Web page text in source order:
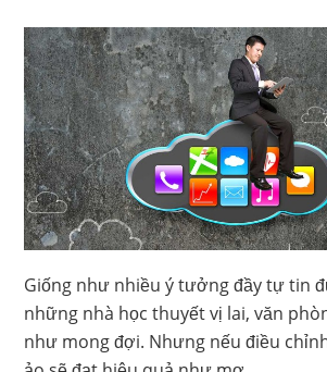
Giống như nhiều ý tưởng đầy tự tin
những nhà học thuyết vị lai, văn
như mong đợi. Nhưng nếu điều